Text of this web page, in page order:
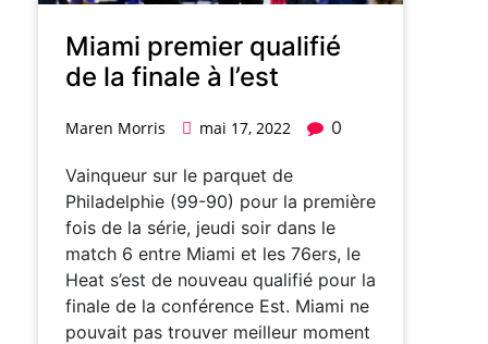
Miami premier qualifié
de la finale à l’est
Maren Morris mai 17, 2022 0
Vainqueur sur le parquet de
Philadelphie (99-90) pour la première
fois de la série, jeudi soir dans le
match 6 entre Miami et les 76ers, le
Heat s’est de nouveau qualifié pour la
finale de la conférence Est. Miami ne
pouvait pas trouver meilleur moment